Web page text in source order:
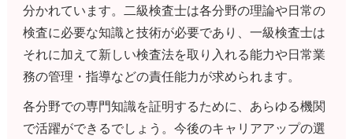
分かれています。二級検査士は各分野の理論や日常の
検査に必要な知識と技術が必要であり、一級検査士は
それに加えて新しい検査法を取り入れる能力や日常業
務の管理・指導などの責任能力が求められます。
各分野での専門知識を証明するために、あらゆる機関
で活躍ができるでしょう。今後のキャリアアップの選